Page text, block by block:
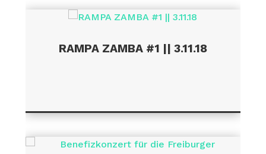
RAMPA ZAMBA #1 || 3.11.18